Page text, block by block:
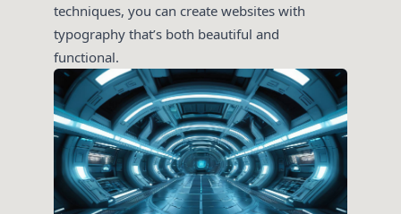
techniques, you can create websites with
typography that’s both beautiful and
functional.